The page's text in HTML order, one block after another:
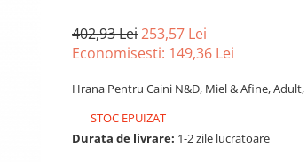
402,93 Lei253,57 Lei
Economisesti: 149,36 Lei
Hrana Pentru Caini N&D, Miel & Afine, Adult,
STOC EPUIZAT
Durata de livrare: 1-2 zile lucratoare